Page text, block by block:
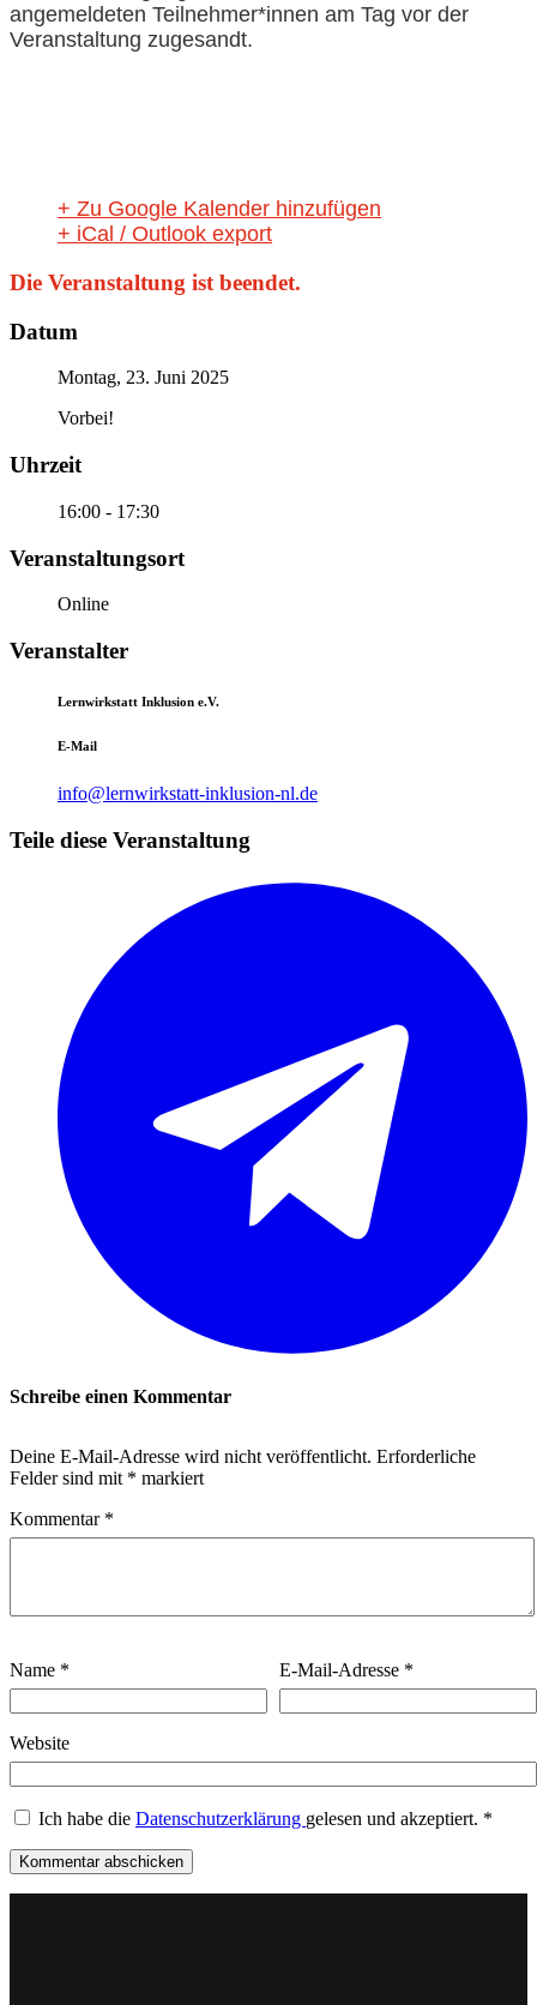
angemeldeten Teilnehmer*innen am Tag vor der
Veranstaltung zugesandt.
+ Zu Google Kalender hinzufügen
+ iCal / Outlook export
Die Veranstaltung ist beendet.
Datum
Montag, 23. Juni 2025
Vorbei!
Uhrzeit
16:00 - 17:30
Veranstaltungsort
Online
Veranstalter
Lernwirkstatt Inklusion e.V.
E-Mail
info@lernwirkstatt-inklusion-nl.de
Teile diese Veranstaltung
Schreibe einen Kommentar
Deine E-Mail-Adresse wird nicht veröffentlicht. Erforderliche
Felder sind mit * markiert
Kommentar *
Name * E-Mail-Adresse *
Website
Ich habe die Datenschutzerklärung gelesen und akzeptiert. *